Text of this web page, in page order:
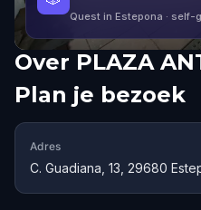
Quest in Estepona · self-
Over PLAZA
Plan je bezoek
Adres
C. Guadiana, 13, 29680